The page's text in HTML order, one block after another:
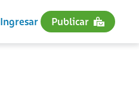
Ingresar Publicar